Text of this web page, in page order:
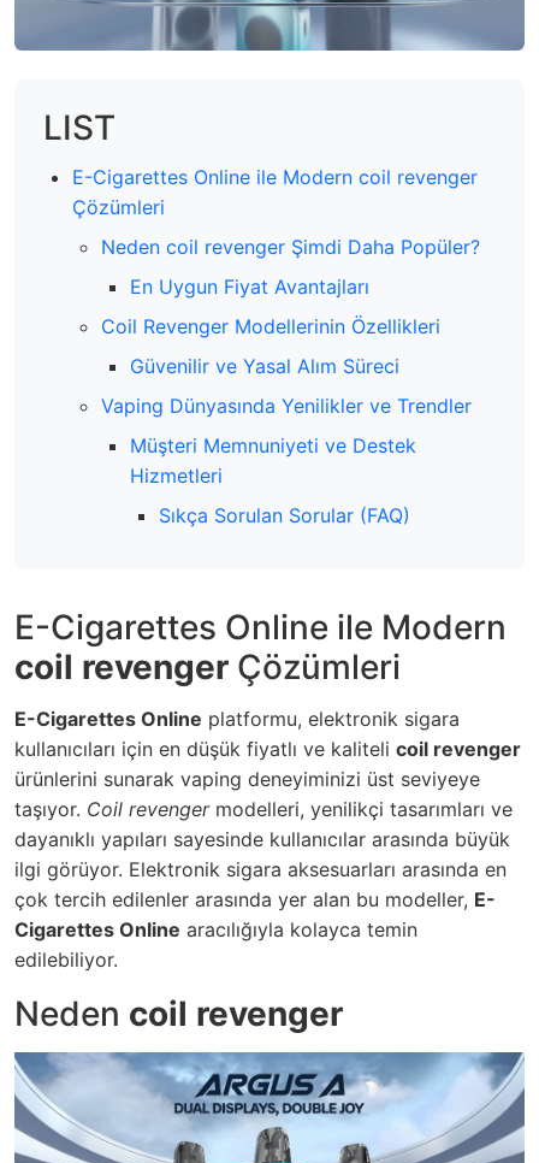
LIST
E-Cigarettes Online ile Modern coil revenger
Çözümleri
Neden coil revenger Şimdi Daha Popüler?
En Uygun Fiyat Avantajları
Coil Revenger Modellerinin Özellikleri
Güvenilir ve Yasal Alım Süreci
Vaping Dünyasında Yenilikler ve Trendler
Müşteri Memnuniyeti ve Destek
Hizmetleri
Sıkça Sorulan Sorular (FAQ)
E-Cigarettes Online ile Modern
coil revenger Çözümleri
E-Cigarettes Online platformu, elektronik sigara
kullanıcıları için en düşük fiyatlı ve kaliteli coil revenger
ürünlerini sunarak vaping deneyiminizi üst seviyeye
taşıyor. Coil revengermodelleri, yenilikçi tasarımları ve
dayanıklı yapıları sayesinde kullanıcılar arasında büyük
ilgi görüyor. Elektronik sigara aksesuarları arasında en
çok tercih edilenler arasında yer alan bu modeller, E-
Cigarettes Online aracılığıyla kolayca temin
edilebiliyor.
Neden coil revenger